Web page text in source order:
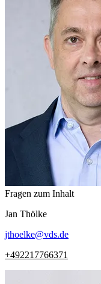
Fragen zum Inhalt
Jan Thölke
jthoelke@vds.de
+492217766371